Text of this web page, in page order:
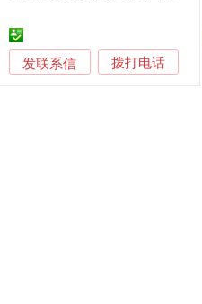
发联系信 拨打电话